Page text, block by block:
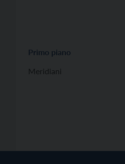
Primo piano
Meridiani